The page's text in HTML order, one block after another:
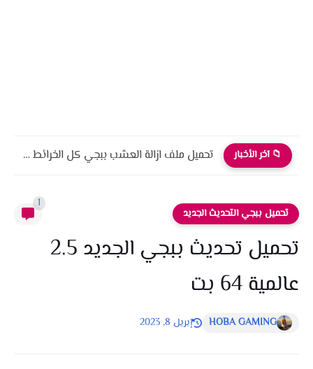
📁 آخر الأخبار تحميل ملف ازالة العشب ببجي كل الخرائط التحديث الجديد 4.0
تحميل ببجي التحديث الجديد
1
تحميل تحديث ببجي الجديد 2.5
عالمية 64 بت
HOBA GAMING إبريل 8, 2023